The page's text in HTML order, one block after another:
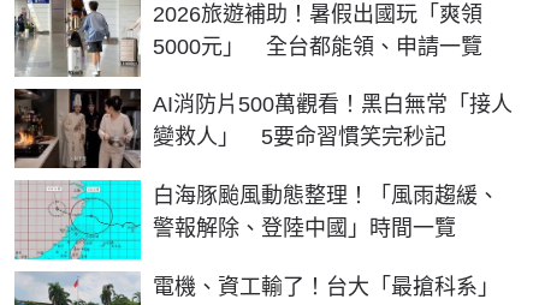
2026旅遊補助！暑假出國玩「爽領
5000元」 全台都能領、申請一覽
AI消防片500萬觀看！黑白無常「接人
變救人」 5要命習慣笑完秒記
白海豚颱風動態整理！「風雨趨緩、
警報解除、登陸中國」時間一覽
電機、資工輸了！台大「最搶科系」